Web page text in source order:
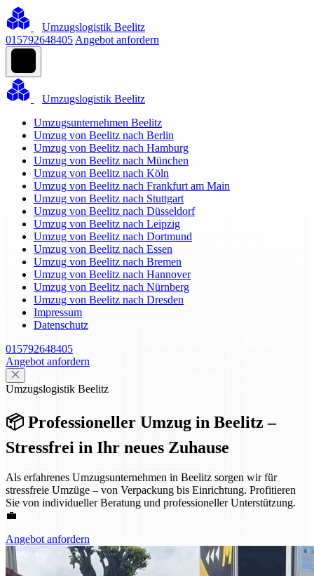
Umzugslogistik Beelitz
015792648405 Angebot anfordern
Umzugslogistik Beelitz
Umzugsunternehmen Beelitz
Umzug von Beelitz nach Berlin
Umzug von Beelitz nach Hamburg
Umzug von Beelitz nach München
Umzug von Beelitz nach Köln
Umzug von Beelitz nach Frankfurt am Main
Umzug von Beelitz nach Stuttgart
Umzug von Beelitz nach Düsseldorf
Umzug von Beelitz nach Leipzig
Umzug von Beelitz nach Dortmund
Umzug von Beelitz nach Essen
Umzug von Beelitz nach Bremen
Umzug von Beelitz nach Hannover
Umzug von Beelitz nach Nürnberg
Umzug von Beelitz nach Dresden
Impressum
Datenschutz
015792648405
Angebot anfordern
Umzugslogistik Beelitz
📦 Professioneller Umzug in Beelitz –
Stressfrei in Ihr neues Zuhause
Als erfahrenes Umzugsunternehmen in Beelitz sorgen wir für
stressfreie Umzüge – von Verpackung bis Einrichtung. Profitieren
Sie von individueller Beratung und professioneller Unterstützung.
💼
Angebot anfordern